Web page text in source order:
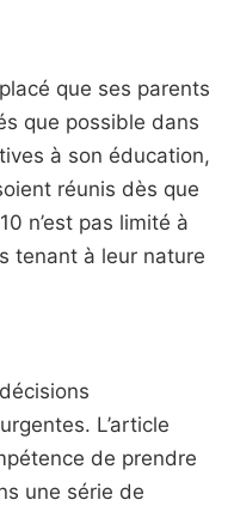
que ses parents
que possible dans
à son éducation,
réunis dès que
n’est pas limité à
tenant à leur nature
L’article
de prendre
une série de